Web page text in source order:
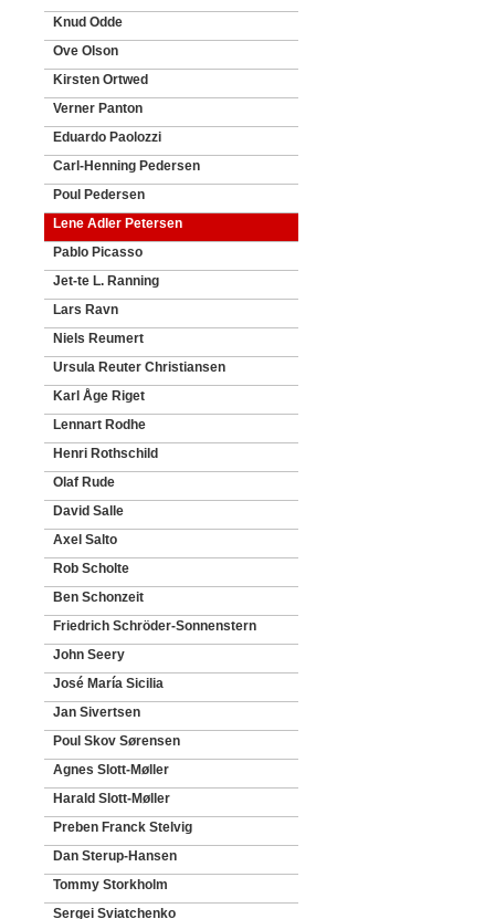
Knud Odde
Ove Olson
Kirsten Ortwed
Verner Panton
Eduardo Paolozzi
Carl-Henning Pedersen
Poul Pedersen
Lene Adler Petersen
Pablo Picasso
Jet-te L. Ranning
Lars Ravn
Niels Reumert
Ursula Reuter Christiansen
Karl Åge Riget
Lennart Rodhe
Henri Rothschild
Olaf Rude
David Salle
Axel Salto
Rob Scholte
Ben Schonzeit
Friedrich Schröder-Sonnenstern
John Seery
José María Sicilia
Jan Sivertsen
Poul Skov Sørensen
Agnes Slott-Møller
Harald Slott-Møller
Preben Franck Stelvig
Dan Sterup-Hansen
Tommy Storkholm
Sergei Sviatchenko